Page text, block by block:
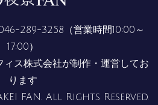
289-3258 （営業時間10:00～
17:00）
ィス株式会社が制作・運営してお
ります
FAN. All Rights Reserved.